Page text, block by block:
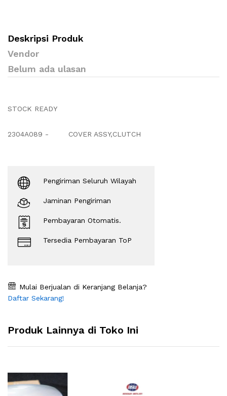
Deskripsi Produk
Vendor
Belum ada ulasan
STOCK READY
2304A089 - COVER ASSY,CLUTCH
Pengiriman Seluruh Wilayah
Jaminan Pengiriman
Pembayaran Otomatis.
Tersedia Pembayaran ToP
Mulai Berjualan di Keranjang Belanja?
Daftar Sekarang!
Produk Lainnya di Toko Ini